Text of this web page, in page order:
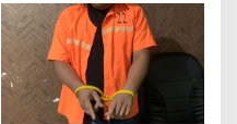
Pelaksanaan APBD Tahun
Anggaran 2025